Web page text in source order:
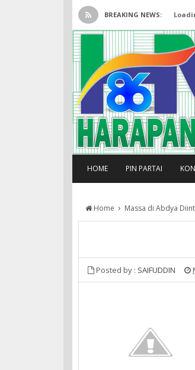
BREAKING NEWS:
HOME PIN PARTAI
Home › Massa di Abdya
Posted by : SAIFUDDIN